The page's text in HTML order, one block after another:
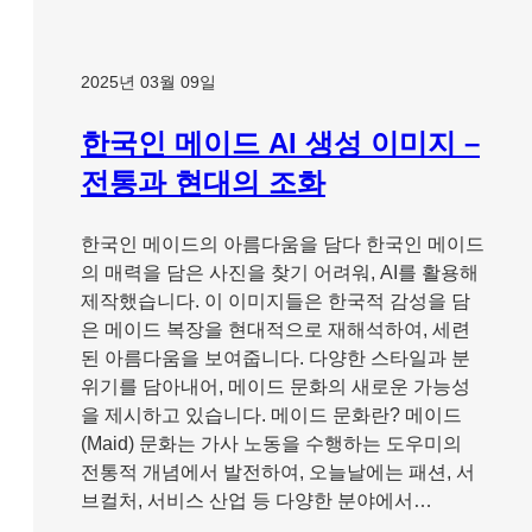
2025년 03월 09일
한국인 메이드 AI 생성 이미지 –
전통과 현대의 조화
한국인 메이드의 아름다움을 담다 한국인 메이드
의 매력을 담은 사진을 찾기 어려워, AI를 활용해
제작했습니다. 이 이미지들은 한국적 감성을 담
은 메이드 복장을 현대적으로 재해석하여, 세련
된 아름다움을 보여줍니다. 다양한 스타일과 분
위기를 담아내어, 메이드 문화의 새로운 가능성
을 제시하고 있습니다. 메이드 문화란? 메이드
(Maid) 문화는 가사 노동을 수행하는 도우미의
전통적 개념에서 발전하여, 오늘날에는 패션, 서
브컬처, 서비스 산업 등 다양한 분야에서…